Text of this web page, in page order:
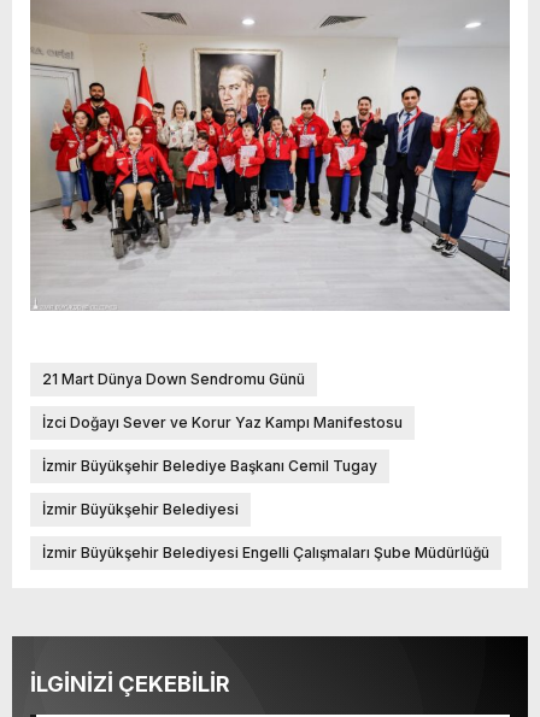
21 Mart Dünya Down Sendromu Günü
İzci Doğayı Sever ve Korur Yaz Kampı Manifestosu
İzmir Büyükşehir Belediye Başkanı Cemil Tugay
İzmir Büyükşehir Belediyesi
İzmir Büyükşehir Belediyesi Engelli Çalışmaları Şube Müdürlüğü
İLGİNİZİ ÇEKEBİLİR